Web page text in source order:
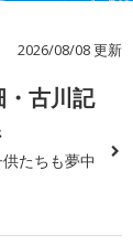
2026/08/08 更新
・古川記
たちも夢中